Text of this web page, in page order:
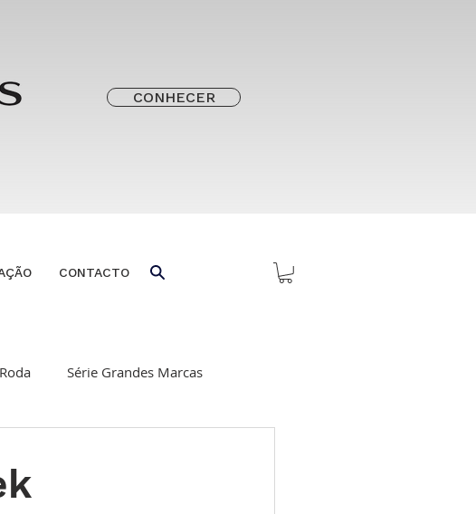
CONHECER
CONTACTO
Roda Série Grandes Marcas